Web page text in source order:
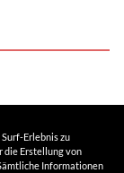
Erlebnis zu
die Erstellung von
Informationen